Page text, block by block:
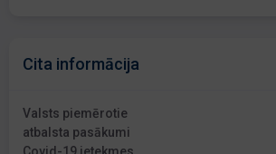
Cita informācija
Valsts piemērotie
atbalsta pasākumi